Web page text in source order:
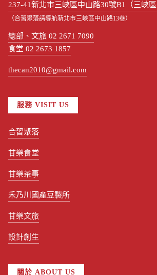
237-41新北市三峽區中山路30號B1（三峽區
（合習聚落請導航新北市三峽區中山路13巷）
總部、文旅 02 2671 7090
食堂 02 2673 1857
thecan2010@gmail.com
服務 VISIT US
合習聚落
甘樂食堂
甘樂茶事
禾乃川國產豆製所
甘樂文旅
設計創生
關於 ABOUT US